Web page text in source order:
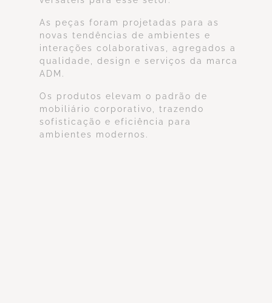
As peças foram projetadas para as
novas tendências de ambientes e
interações colaborativas, agregados a
qualidade, design e serviços da marca
ADM.
Os produtos elevam o padrão de
mobiliário corporativo, trazendo
sofisticação e eficiência para
ambientes modernos.